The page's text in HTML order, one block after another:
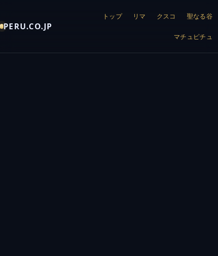
PERU.CO.JP
トップ リマ クスコ 聖なる谷
マチュピチュ